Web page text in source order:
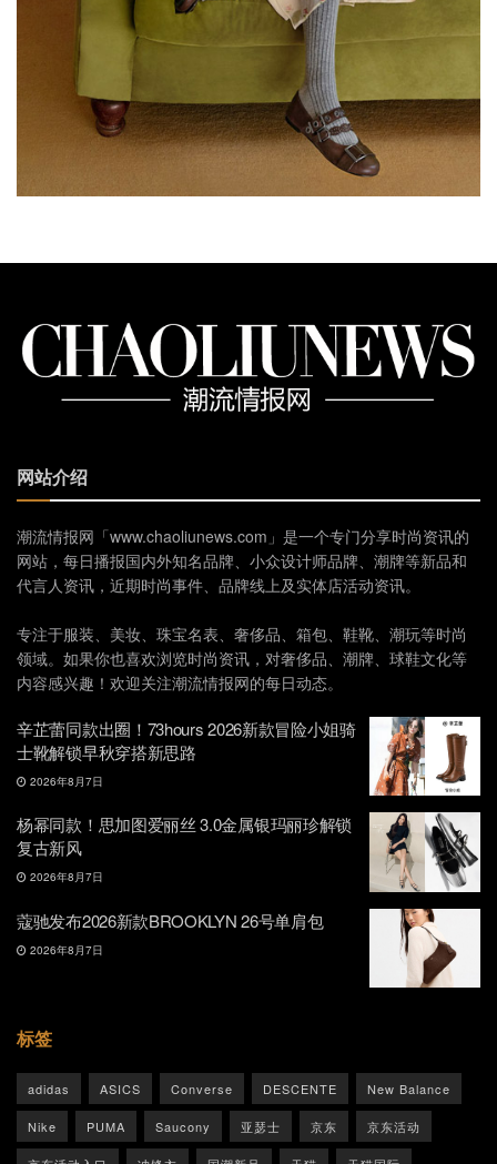
网站介绍
潮流情报网「www.chaoliunews.com」是一个专门分享时尚资讯的
网站，每日播报国内外知名品牌、小众设计师品牌、潮牌等新品和
代言人资讯，近期时尚事件、品牌线上及实体店活动资讯。
专注于服装、美妆、珠宝名表、奢侈品、箱包、鞋靴、潮玩等时尚
领域。如果你也喜欢浏览时尚资讯，对奢侈品、潮牌、球鞋文化等
内容感兴趣！欢迎关注潮流情报网的每日动态。
辛芷蕾同款出圈！73hours 2026新款冒险小姐骑
士靴解锁早秋穿搭新思路
2026年8月7日
杨幂同款！思加图爱丽丝 3.0金属银玛丽珍解锁
复古新风
2026年8月7日
蔻驰发布2026新款BROOKLYN 26号单肩包
2026年8月7日
标签
adidas ASICS Converse DESCENTE New Balance
Nike PUMA Saucony 亚瑟士 京东 京东活动